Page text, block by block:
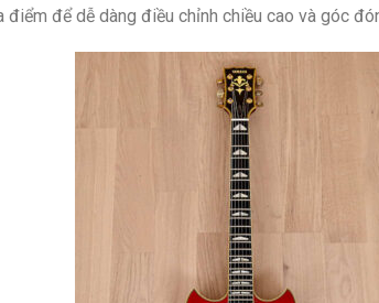
để dễ dàng điều chỉnh chiều cao và góc